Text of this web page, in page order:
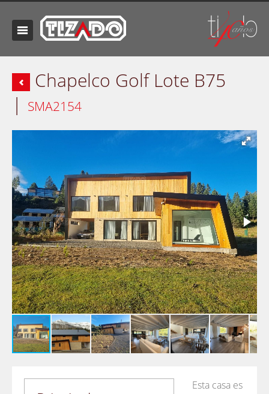
Chapelco Golf Lote B75
|
SMA2154
Esta casa es